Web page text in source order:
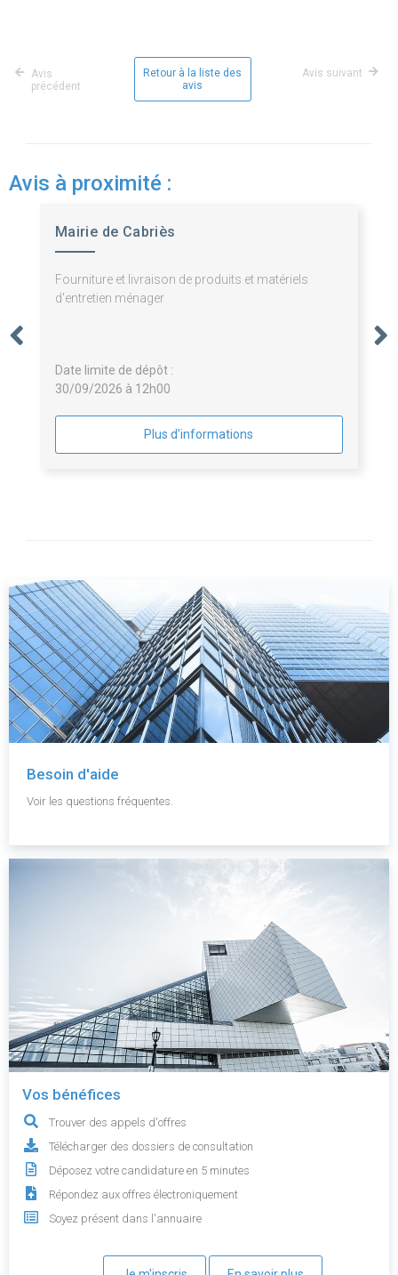
Avis
précédent
Retour à la liste des
avis
Avis suivant
Avis à proximité :
Mairie de Cabriès
Fourniture et livraison de produits et matériels
d'entretien ménager
Date limite de dépôt :
30/09/2026 à 12h00
Plus d'informations
Besoin d'aide
Voir les questions fréquentes.
Vos bénéfices
Trouver des appels d'offres
Télécharger des dossiers de consultation
Déposez votre candidature en 5 minutes
Répondez aux offres électroniquement
Soyez présent dans l'annuaire